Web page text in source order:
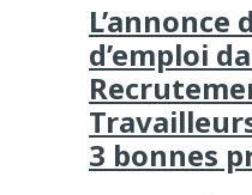
L’annonce
d’emploi
3 bonnes